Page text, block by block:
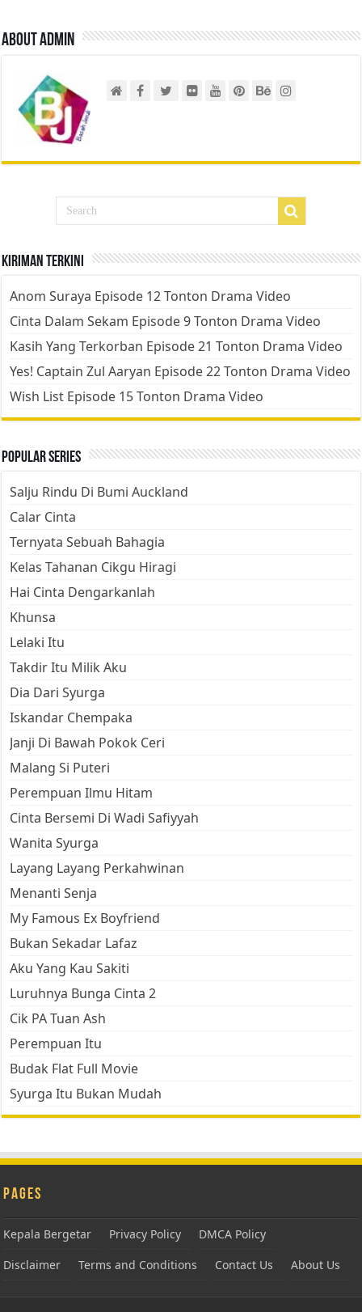
About admin
Kiriman Terkini
Anom Suraya Episode 12 Tonton Drama Video
Cinta Dalam Sekam Episode 9 Tonton Drama Video
Kasih Yang Terkorban Episode 21 Tonton Drama Video
Yes! Captain Zul Aaryan Episode 22 Tonton Drama Video
Wish List Episode 15 Tonton Drama Video
Popular Series
Salju Rindu Di Bumi Auckland
Calar Cinta
Ternyata Sebuah Bahagia
Kelas Tahanan Cikgu Hiragi
Hai Cinta Dengarkanlah
Khunsa
Lelaki Itu
Takdir Itu Milik Aku
Dia Dari Syurga
Iskandar Chempaka
Janji Di Bawah Pokok Ceri
Malang Si Puteri
Perempuan Ilmu Hitam
Cinta Bersemi Di Wadi Safiyyah
Wanita Syurga
Layang Layang Perkahwinan
Menanti Senja
My Famous Ex Boyfriend
Bukan Sekadar Lafaz
Aku Yang Kau Sakiti
Luruhnya Bunga Cinta 2
Cik PA Tuan Ash
Perempuan Itu
Budak Flat Full Movie
Syurga Itu Bukan Mudah
Pages
Kepala Bergetar Privacy Policy
DMCA Policy
Disclaimer
Terms and Conditions Contact Us About Us